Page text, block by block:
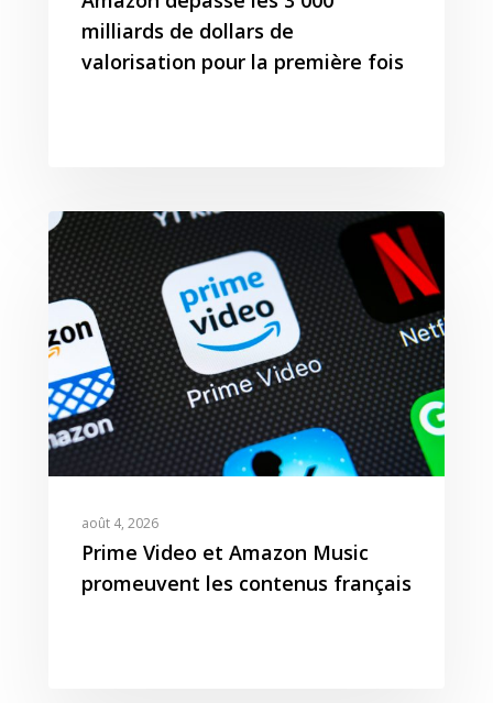
milliards de dollars de
valorisation pour la première fois
août 4, 2026
Prime Video et Amazon Music
promeuvent les contenus français
T: